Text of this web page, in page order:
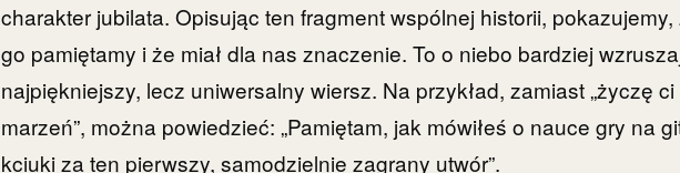
charakter jubilata. Opisując ten fragment wspólnej historii,
go pamiętamy i że miał dla nas znaczenie. To o niebo bardziej
najpiękniejszy, lecz uniwersalny wiersz. Na przykład, zamiast „życzę ci
marzeń”, można powiedzieć: „Pamiętam, jak mówiłeś o nauce gry na
kciuki za ten pierwszy, samodzielnie zagrany utwór”.